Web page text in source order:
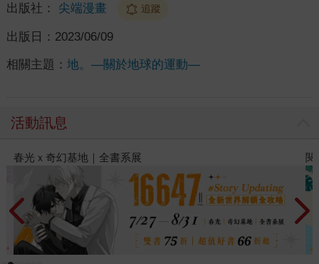
出版社： 尖端漫畫 追蹤
出版日： 2023/06/09
相關主題： 地。—關於地球的運動—
活動訊息
閱讀漫遊錄-2026上半年暢銷榜